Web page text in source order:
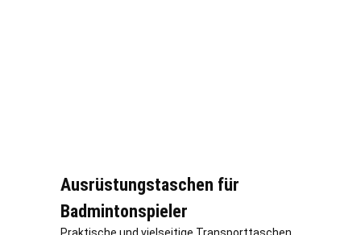
Ausrüstungstaschen für
Badmintonspieler
Praktische und vielseitige Transporttaschen